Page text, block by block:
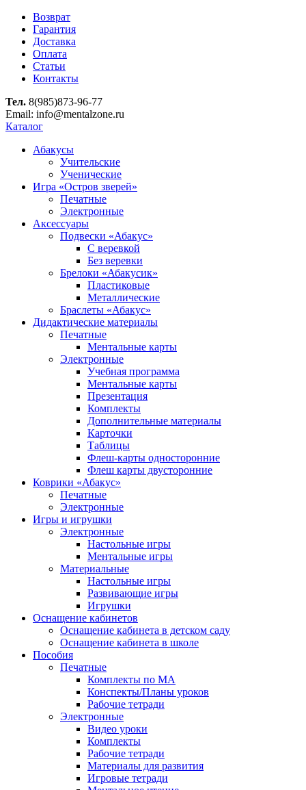
Возврат
Гарантия
Доставка
Оплата
Статьи
Контакты
Тел. 8(985)873-96-77
Email: info@mentalzone.ru
Каталог
Абакусы
Учительские
Ученические
Игра «Остров зверей»
Печатные
Электронные
Аксессуары
Подвески «Абакус»
С веревкой
Без веревки
Брелоки «Абакусик»
Пластиковые
Металлические
Браслеты «Абакус»
Дидактические материалы
Печатные
Ментальные карты
Электронные
Учебная программа
Ментальные карты
Презентация
Комплекты
Дополнительные материалы
Карточки
Таблицы
Флеш-карты односторонние
Флеш карты двусторонние
Коврики «Абакус»
Печатные
Электронные
Игры и игрушки
Электронные
Настольные игры
Ментальные игры
Материальные
Настольные игры
Развивающие игры
Игрушки
Оснащение кабинетов
Оснащение кабинета в детском саду
Оснащение кабинета в школе
Пособия
Печатные
Комплекты по МА
Конспекты/Планы уроков
Рабочие тетради
Электронные
Видео уроки
Комплекты
Рабочие тетради
Материалы для развития
Игровые тетради